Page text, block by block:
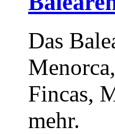
Das
Fincas,
mehr.